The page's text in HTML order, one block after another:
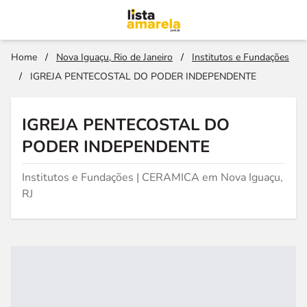
Home / Nova Iguaçu, Rio de Janeiro /
Institutos e Fundações
/
IGREJA PENTECOSTAL DO PODER INDEPENDENTE
IGREJA PENTECOSTAL DO
PODER INDEPENDENTE
Institutos e Fundações | CERAMICA em Nova Iguaçu,
RJ